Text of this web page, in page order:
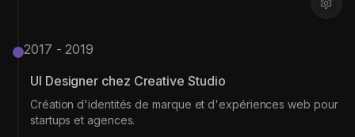
2017 - 2019
UI Designer chez Creative Studio
Création d'identités de marque et d'expériences web pour
startups et agences.